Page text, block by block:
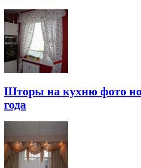
Шторы на кухню фото
года